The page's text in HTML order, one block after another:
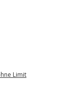
Limit